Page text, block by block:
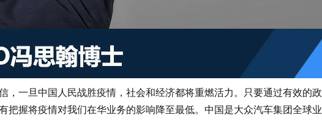
一旦中国人民战胜疫情，社会和经济都将重燃活力。只要通过有效的
把握将疫情对我们在华业务的影响降至最低。中国是大众汽车集团全球